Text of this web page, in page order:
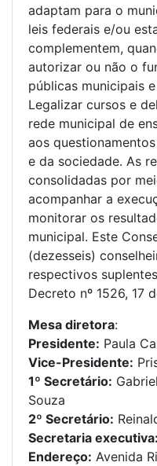
adaptam para o
leis federais e/ou
complementem,
autorizar ou não o
públicas municipais
Legalizar cursos e
rede municipal de
aos
e da sociedade. As
consolidadas por
acompanhar a
monitorar os
municipal. Este
(dezesseis)
respectivos
Decreto nº 1526, 17
Mesa diretora:
Presidente: Paula
Vice-Presidente:
1º Secretário:
Souza
2º Secretário:
Secretaria executiva:
Endereço: Avenida